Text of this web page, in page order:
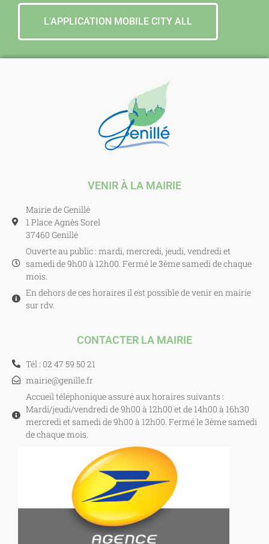
L'APPLICATION MOBILE CITY ALL
VENIR À LA MAIRIE
Mairie de Genillé
1 Place Agnès Sorel
37460 Genillé
Ouverte au public : mardi, mercredi, jeudi, vendredi et
samedi de 9h00 à 12h00. Fermé le 3ème samedi de chaque
mois.
En dehors de ces horaires il est possible de venir en mairie
sur rdv.
CONTACTER LA MAIRIE
Tél : 02 47 59 50 21
mairie@genille.fr
Accueil téléphonique assuré aux horaires suivants :
Mardi/jeudi/vendredi de 9h00 à 12h00 et de 14h00 à 16h30
mercredi et samedi de 9h00 à 12h00. Fermé le 3ème samedi
de chaque mois.